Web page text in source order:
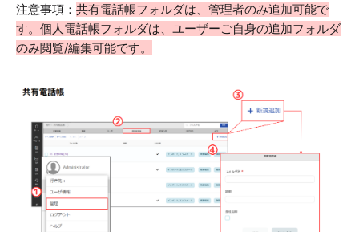
注意事項： 共有電話帳フォルダは、管理者のみ追加可能で
す。個人電話帳フォルダは、ユーザーご自身の追加フォルダ
のみ閲覧/編集可能です。